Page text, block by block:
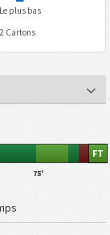
Le plus bas
Cartons
75'
FT